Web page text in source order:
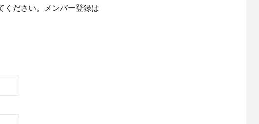
ください。メンバー登録は